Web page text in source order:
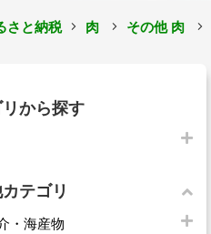
さと納税 肉 その他 肉
から探す
テゴリ
・海産物